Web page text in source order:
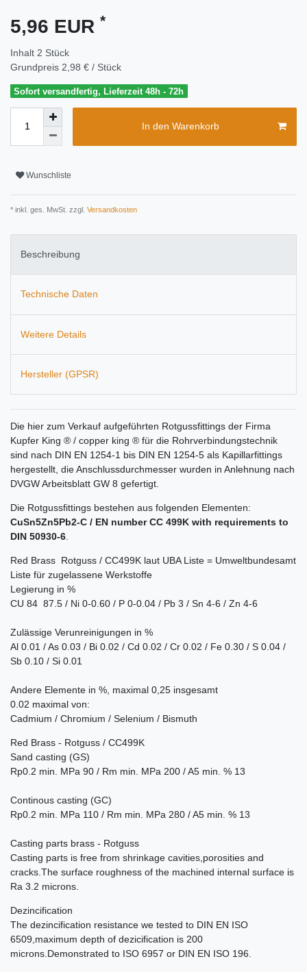
5,96 EUR *
Inhalt 2 Stück
Grundpreis 2,98 € / Stück
Sofort versandfertig, Lieferzeit 48h - 72h
In den Warenkorb
Wunschliste
* inkl. ges. MwSt. zzgl. Versandkosten
Beschreibung
Technische Daten
Weitere Details
Hersteller (GPSR)
Die hier zum Verkauf aufgeführten Rotgussfittings der Firma
Kupfer King ® / copper king ® für die Rohrverbindungstechnik
sind nach DIN EN 1254-1 bis DIN EN 1254-5 als Kapillarfittings
hergestellt, die Anschlussdurchmesser wurden in Anlehnung nach
DVGW Arbeitsblatt GW 8 gefertigt.
Die Rotgussfittings bestehen aus folgenden Elementen:
CuSn5Zn5Pb2-C / EN number CC 499K with requirements to
DIN 50930-6.
Red Brass  Rotguss / CC499K laut UBA Liste = Umweltbundesamt
Liste für zugelassene Werkstoffe
Legierung in %
CU 84  87.5 / Ni 0-0.60 / P 0-0.04 / Pb 3 / Sn 4-6 / Zn 4-6
Zulässige Verunreinigungen in %
Al 0.01 / As 0.03 / Bi 0.02 / Cd 0.02 / Cr 0.02 / Fe 0.30 / S 0.04 /
Sb 0.10 / Si 0.01
Andere Elemente in %, maximal 0,25 insgesamt
0.02 maximal von:
Cadmium / Chromium / Selenium / Bismuth
Red Brass - Rotguss / CC499K
Sand casting (GS)
Rp0.2 min. MPa 90 / Rm min. MPa 200 / A5 min. % 13
Continous casting (GC)
Rp0.2 min. MPa 110 / Rm min. MPa 280 / A5 min. % 13
Casting parts brass - Rotguss
Casting parts is free from shrinkage cavities,porosities and
cracks.The surface roughness of the machined internal surface is
Ra 3.2 microns.
Dezincification
The dezincification resistance we tested to DIN EN ISO
6509,maximum depth of dezicification is 200
microns.Demonstrated to ISO 6957 or DIN EN ISO 196.